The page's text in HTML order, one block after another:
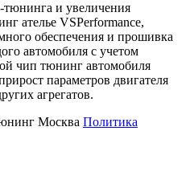
и увеличения
ателье VSPerformance,
обеспечения и прошивка
автомобиля с учетом
чип тюнинг автомобиля
параметров двигателя
агрегатов.
Москва Политика